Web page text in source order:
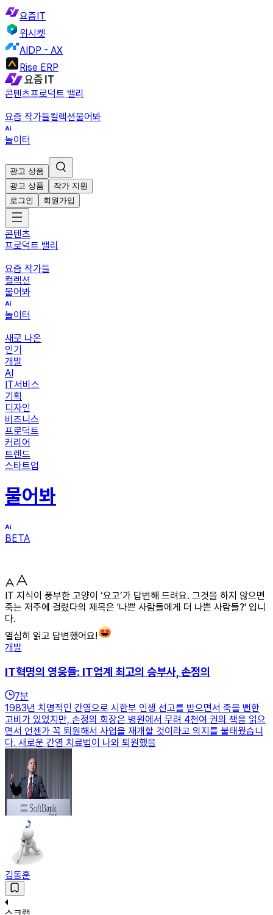
요즘IT
위시켓
AIDP - AX
Rise ERP
콘텐츠프로덕트 밸리
요즘 작가들컬렉션물어봐
놀이터
광고 상품
광고 상품
작가 지원
로그인
회원가입
콘텐츠
프로덕트 밸리
요즘 작가들
컬렉션
물어봐
놀이터
새로 나온
인기
개발
AI
IT서비스
기획
디자인
비즈니스
프로덕트
커리어
트렌드
스타트업
물어봐
BETA
IT 지식이 풍부한 고양이 ‘요고’가 답변해 드려요. 그것을 하지 않으면
죽는 저주에 걸렸다의 제목은 '나쁜 사람들에게 더 나쁜 사람들?' 입니
다.
열심히 읽고 답변했어요!
개발
IT혁명의 영웅들: IT업계 최고의 승부사, 손정의
7분
1983년 치명적인 간염으로 시한부 인생 선고를 받으면서 죽을 뻔한
고비가 있었지만, 손정의 회장은 병원에서 무려 4천여 권의 책을 읽으
면서 언젠가 꼭 퇴원해서 사업을 재개할 것이라고 의지를 불태웠습니
다. 새로운 간염 치료법이 나와 퇴원했을
김동훈